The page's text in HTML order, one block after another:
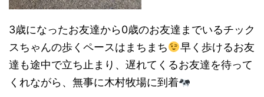
3歳になったお友達から0歳のお友達までいるチック
スちゃんの歩くペースはまちまち
早く歩けるお友
達も途中で立ち止まり、遅れてくるお友達を待って
くれながら、無事に木村牧場に到着